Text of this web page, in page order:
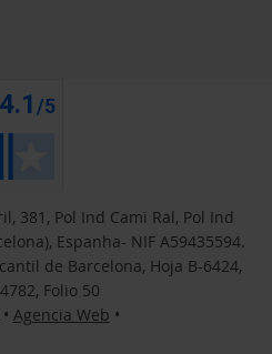
381, Pol Ind Cami Ral, Pol Ind
Espanha- NIF A59435594.
de Barcelona, Hoja B-6424,
Folio 50
• Agencia Web •